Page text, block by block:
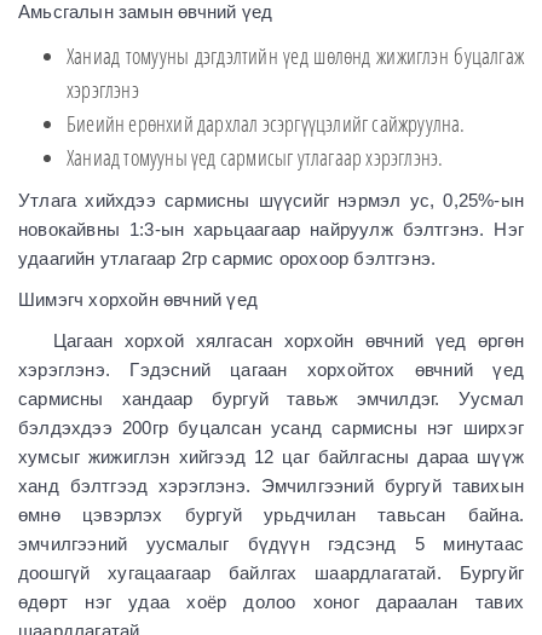
Амьсгалын замын өвчний үед
Ханиад томууны дэгдэлтийн үед шөлөнд жижиглэн буцалгаж
хэрэглэнэ
Биеийн ерөнхий дархлал эсэргүүцэлийг сайжруулна.
Ханиад томууны үед сармисыг утлагаар хэрэглэнэ.
Утлага хийхдээ сармисны шүүсийг нэрмэл ус, 0,25%-ын
новокайвны 1:3-ын харьцаагаар найруулж бэлтгэнэ. Нэг
удаагийн утлагаар 2гр сармис орохоор бэлтгэнэ.
Шимэгч хорхойн өвчний үед
Цагаан хорхой хялгасан хорхойн өвчний үед өргөн
хэрэглэнэ. Гэдэсний цагаан хорхойтох өвчний үед
сармисны хандаар бургуй тавьж эмчилдэг. Уусмал
бэлдэхдээ 200гр буцалсан усанд сармисны нэг ширхэг
хумсыг жижиглэн хийгээд 12 цаг байлгасны дараа шүүж
ханд бэлтгээд хэрэглэнэ. Эмчилгээний бургуй тавихын
өмнө цэвэрлэх бургуй урьдчилан тавьсан байна.
эмчилгээний уусмалыг бүдүүн гэдсэнд 5 минутаас
доошгүй хугацаагаар байлгах шаардлагатай. Бургуйг
өдөрт нэг удаа хоёр долоо хоног дараалан тавих
шаардлагатай.